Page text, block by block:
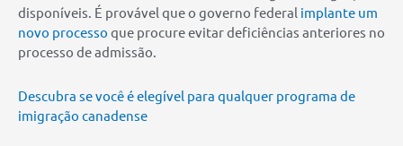
disponíveis. É provável que o governo federal implante um
novo processo que procure evitar deficiências anteriores no
processo de admissão.
Descubra se você é elegível para qualquer programa de
imigração canadense